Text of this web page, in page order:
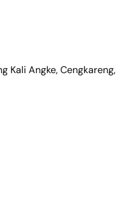
Kali Angke, Cengkareng,